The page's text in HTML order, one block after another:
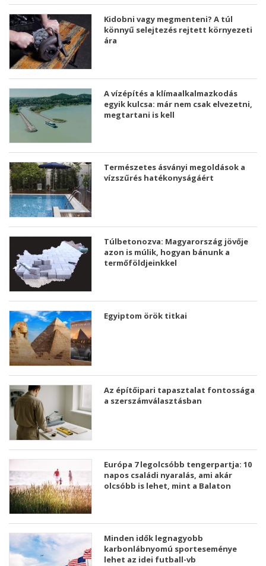
Kidobni vagy megmenteni? A túl
könnyű selejtezés rejtett környezeti
ára
A vízépítés a klímaalkalmazkodás
egyik kulcsa: már nem csak elvezetni,
megtartani is kell
Természetes ásványi megoldások a
vízszűrés hatékonyságáért
Túlbetonozva: Magyarország jövője
azon is múlik, hogyan bánunk a
termőföldjeinkkel
Egyiptom örök titkai
Az építőipari tapasztalat fontossága
a szerszámválasztásban
Európa 7 legolcsóbb tengerpartja: 10
napos családi nyaralás, ami akár
olcsóbb is lehet, mint a Balaton
Minden idők legnagyobb
karbonlábnyomú sporteseménye
lehet az idei futball-vb